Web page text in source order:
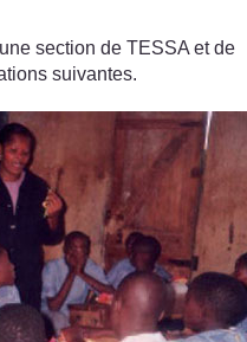
section de TESSA et de
suivantes.